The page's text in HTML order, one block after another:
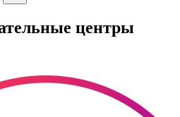
центры